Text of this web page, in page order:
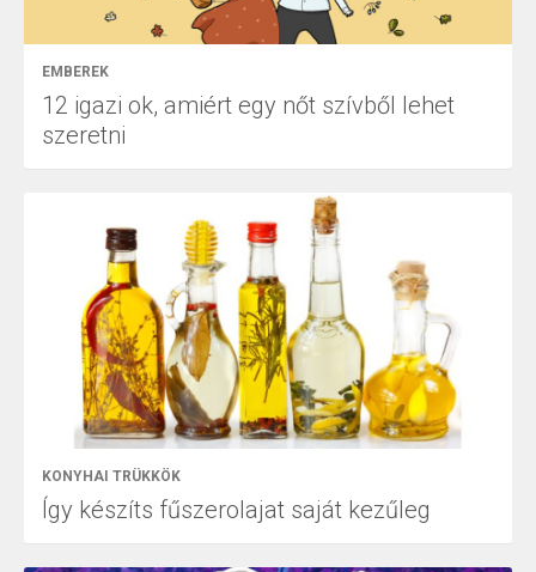
EMBEREK
12 igazi ok, amiért egy nőt szívből lehet
szeretni
KONYHAI TRÜKKÖK
Így készíts fűszerolajat saját kezűleg